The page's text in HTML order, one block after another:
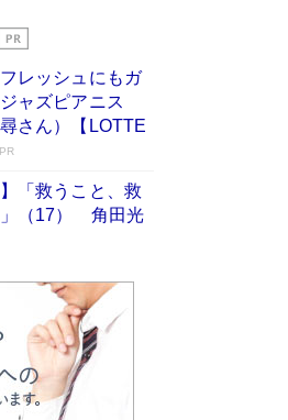
ある」原作者が抱き
己憐憫は描きたくな
たこと（後編） #
レッシュにもガ
ャズピアニス
さん）【LOTTE
PR
】「救うこと、救
」（17） 角田光